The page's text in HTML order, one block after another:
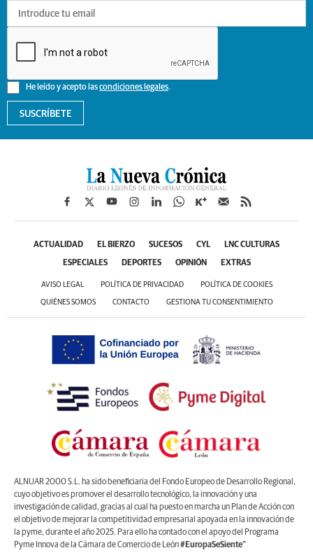
He leído y acepto lascondiciones legales.
SUSCRÍBETE
ACTUALIDAD EL BIERZO SUCESOS CYL LNC CULTURAS
ESPECIALES DEPORTES OPINIÓN EXTRAS
AVISO LEGAL POLÍTICA DE PRIVACIDAD POLÍTICA DE COOKIES
QUIÉNES SOMOS CONTACTO GESTIONA TU CONSENTIMIENTO
ALNUAR 2000 S.L. ha sido beneficiaria del Fondo Europeo de Desarrollo Regional,
cuyo objetivo es promover el desarrollo tecnológico, la innovación y una
investigación de calidad, gracias al cual ha puesto en marcha un Plan de Acción con
el objetivo de mejorar la competitividad empresarial apoyada en la innovación de
la pyme, durante el año 2025. Para ello ha contado con el apoyo del Programa
Pyme Innova de la Cámara de Comercio de León#EuropaSeSiente”